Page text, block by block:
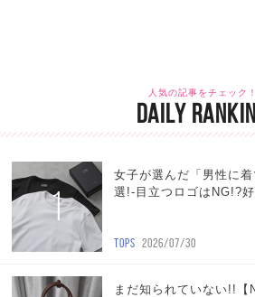
人気の記事をチェック！
DAILY
1
女子が選んだ「男性に
選!-目立つロゴはNG!?
TOPS 2026/07/30
まだ知られていない!!【